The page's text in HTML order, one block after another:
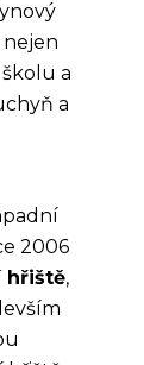
nejen
a
a
2006
hřiště,